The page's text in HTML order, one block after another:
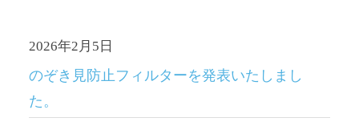
のぞき見防止フィルターを発表いたしまし
た。
2026年2月5日